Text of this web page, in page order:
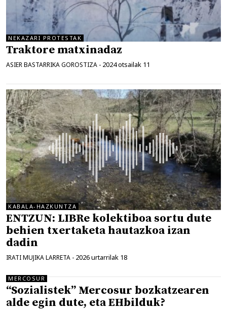
NEKAZARI PROTESTAK
Traktore matxinadaz
ASIER BASTARRIKA GOROSTIZA - 2024 otsailak 11
KABALA-HAZKUNTZA
ENTZUN: LIBRe kolektiboa sortu dute
behien txertaketa hautazkoa izan
dadin
IRATI MUJIKA LARRETA - 2026 urtarrilak 18
MERCOSUR
“Sozialistek” Mercosur bozkatzearen
alde egin dute, eta EHbilduk?